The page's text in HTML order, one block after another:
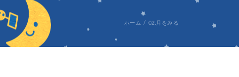
ホーム 02.月をみる